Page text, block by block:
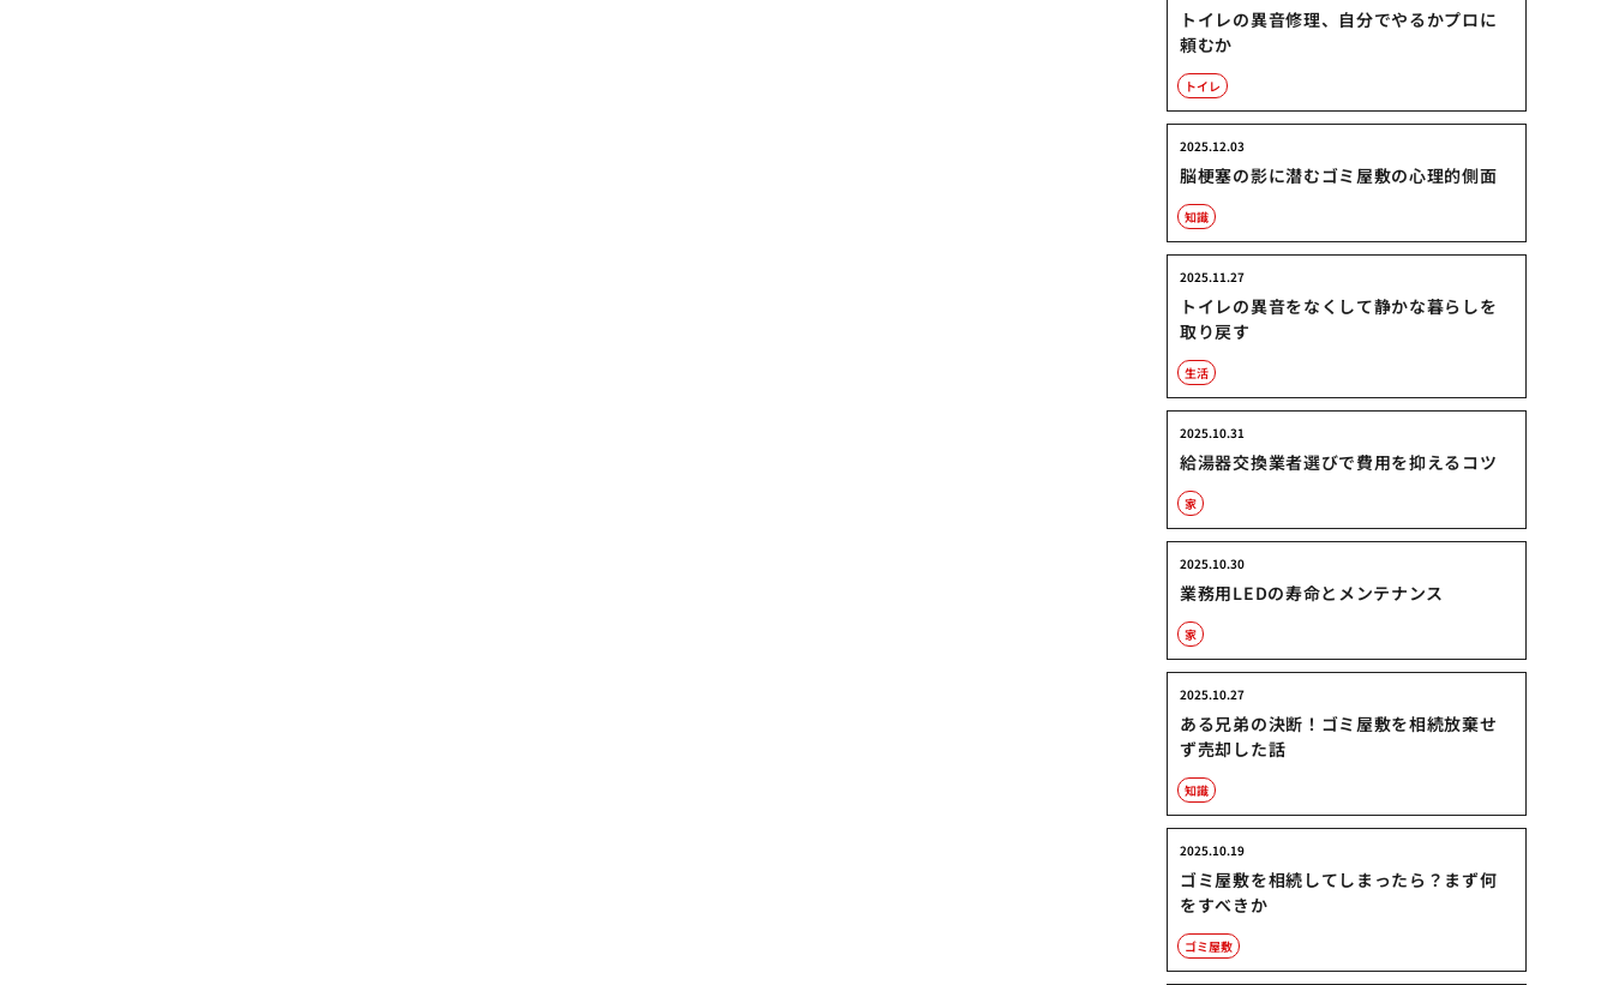
トイレの異音修理、自分でやるかプロに
頼むか
トイレ
脳梗塞の影に潜むゴミ屋敷の心理的側面
2025.12.03
知識
トイレの異音をなくして静かな暮らしを
取り戻す
2025.11.27
生活
給湯器交換業者選びで費用を抑えるコツ
2025.10.31
家
業務用LEDの寿命とメンテナンス
2025.10.30
家
ある兄弟の決断！ゴミ屋敷を相続放棄せ
ず売却した話
2025.10.27
知識
ゴミ屋敷を相続してしまったら？まず何
をすべきか
2025.10.19
ゴミ屋敷